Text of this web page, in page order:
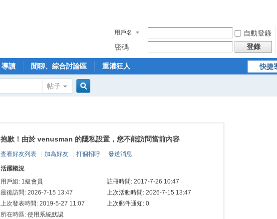
用戶名 自動登錄
密碼
登錄
快捷
導讀 閒聊、綜合討論區 重灌狂人
帖子
索
抱歉！由於 venusman 的隱私設置，您不能訪問當前內容
查看好友列表 加為好友 打個招呼 發送消息
活躍概況
用戶組: 1級會員
註冊時間: 2017-7-26 10:47
最後訪問: 2026-7-15 13:47
上次活動時間: 2026-7-15 13:47
上次發表時間: 2019-5-27 11:07
上次郵件通知: 0
所在時區: 使用系統默認